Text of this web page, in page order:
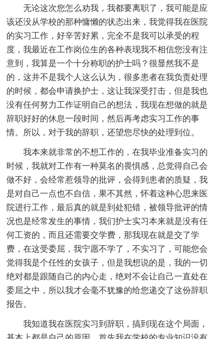
无论这次您怎么劝我，我都要离职了，我可能是应
该还没从学校的那种慵懒的状态出来，我觉得我在医院
的实习工作，好辛苦好累，完全不是我可以承受的程
度，我最近在工作岗位生的各种表现我不相信您没有注
意到，我算是一个十分称职的护士吗？很显然我不是
的，这并不是我个人这么认为，很多患者在我负责处理
的时候，都会申请换护士，这让我深受打击，但是我也
没有任何努力工作证明自己的想法，我现在想做的就是
辞职好好的休息一段时间，然后再考虑实习工作的事
情。所以，对于我的辞职，还望您尽快的处理到位。
我本来就非常的不想工作的，在我毕业准备实习的
时候，我就对工作有一种莫名的畏惧感，总觉得自己会
做不好，会经常惹领导的批评，会得到患者的质疑，我
是对自己一点也不自信，果不其然，怀着这种心思来医
院进行工作，最后真的就是到处犯错，被领导批评的情
况也是经常发生的事情，我们护士实习本来就是没有任
何工资的，而且还需要交学费，那我现在就是交了学
费，在这受委屈，我宁愿不学了，不实习了，可能您会
觉得我是个任性的女孩子，但是我想说的是，我的一切
绝对都是跟随自己的内心走，绝对不会让自己一直处在
委屈之中，所以我才会毫不犹豫的给您递交了这份辞职
报告。
我知道我在医院实习到辞职，搞到现在这个局面，